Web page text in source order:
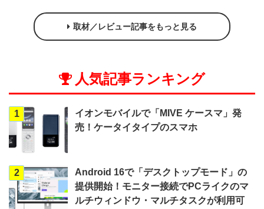
取材／レビュー記事をもっと見る
人気記事ランキング
1
イオンモバイルで「MIVE ケースマ」発
売！ケータイタイプのスマホ
2
Android 16で「デスクトップモード」の
提供開始！モニター接続でPCライクのマ
ルチウィンドウ・マルチタスクが利用可